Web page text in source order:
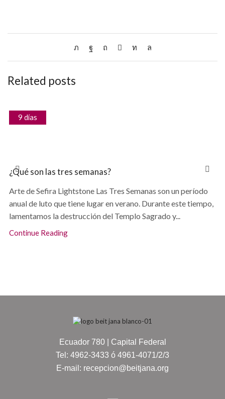
Related posts
9 días
¿Qué son las tres semanas?
Arte de Sefira Lightstone Las Tres Semanas son un período
anual de luto que tiene lugar en verano. Durante este tiempo,
lamentamos la destrucción del Templo Sagrado y...
Continue Reading
Ecuador 780 | Capital Federal
Tel: 4962-3433 ó 4961-4071/2/3
E-mail: recepcion@beitjana.org